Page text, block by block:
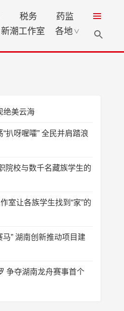
税务
药监
新潮工作室 各地 ∨
绝美云海
扒呀喔嚯” 全民并肩踏浪
院校与数千名藏族学生的
室让各族学生找到“家”的
马” 湖南创新推动项目建
争夺湖南龙舟赛事首个